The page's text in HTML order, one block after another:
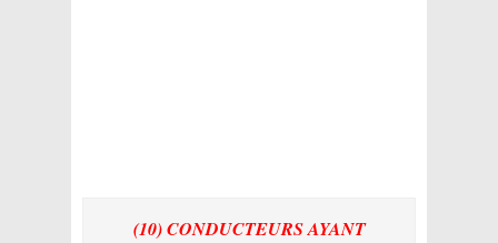
(10) CONDUCTEURS AYANT